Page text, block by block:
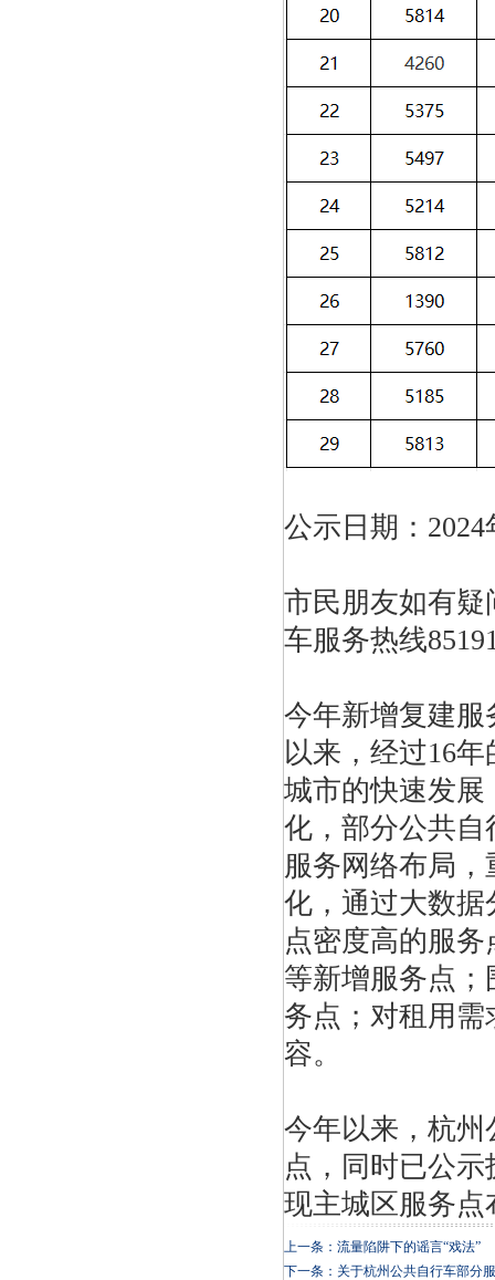
公示日期：
市民朋友如有
车服务热线
今年新增复建服
以来，经过16
城市的快速发
化，部分公共
服务网络布局
化，通过大数
点密度高的服
等新增服务点
务点；对租用
容。
今年以来，杭州
点，同时已公
现主城区服务
上一条： 流量陷阱下的谣言“戏法”
下一条： 关于杭州公共自行车部分